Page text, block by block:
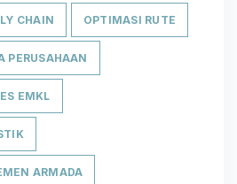
CHAIN OPTIMASI RUTE
PERUSAHAAN
EMKL
ARMADA